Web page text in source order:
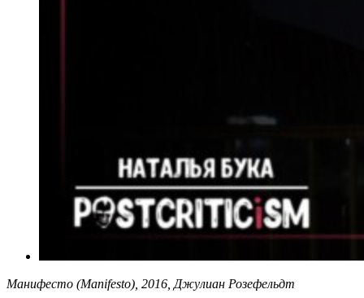
Манифесто (Manifesto), 2016, Джулиан Розефельдт